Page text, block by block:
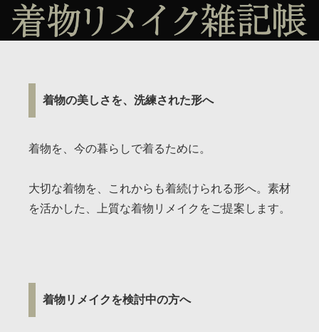
着物の美しさを、洗練された形へ
着物を、今の暮らしで着るために。
大切な着物を、これからも着続けられる形へ。素材
を活かした、上質な着物リメイクをご提案します。
着物リメイクを検討中の方へ